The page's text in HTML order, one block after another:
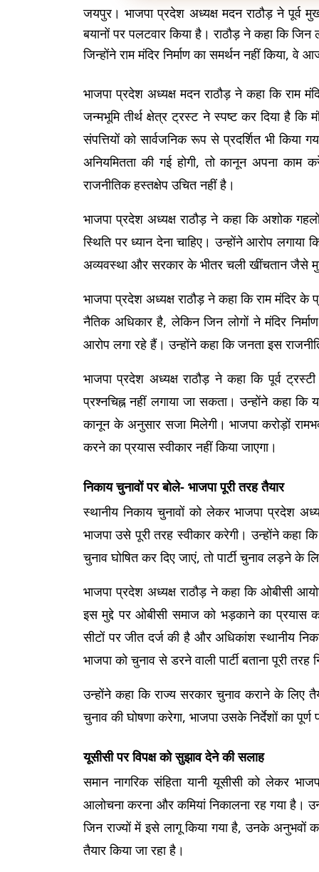
जयपुर। भाजपा प्रदेश अध्यक्ष मदन राठौड़ ने
बयानों पर पलटवार किया है। राठौड़ ने कहा कि
जिन्होंने राम मंदिर निर्माण का समर्थन नहीं किया,
भाजपा प्रदेश अध्यक्ष मदन राठौड़ ने कहा कि राम
जन्मभूमि तीर्थ क्षेत्र ट्रस्ट ने स्पष्ट कर दिया है
संपत्तियों को सार्वजनिक रूप से प्रदर्शित भी किया
अनियमितता की गई होगी, तो कानून अपना काम
राजनीतिक हस्तक्षेप उचित नहीं है।
भाजपा प्रदेश अध्यक्ष राठौड़ ने कहा कि अशोक
स्थिति पर ध्यान देना चाहिए। उन्होंने आरोप
अव्यवस्था और सरकार के भीतर चली खींचतान जैसे
भाजपा प्रदेश अध्यक्ष राठौड़ ने कहा कि राम मंदिर
नैतिक अधिकार है, लेकिन जिन लोगों ने मंदिर
आरोप लगा रहे हैं। उन्होंने कहा कि जनता इस
भाजपा प्रदेश अध्यक्ष राठौड़ ने कहा कि पूर्व
प्रश्नचिह्न नहीं लगाया जा सकता। उन्होंने कहा कि
कानून के अनुसार सजा मिलेगी। भाजपा करोड़ों
करने का प्रयास स्वीकार नहीं किया जाएगा।
निकाय चुनावों पर बोले- भाजपा पूरी तरह तैयार
स्थानीय निकाय चुनावों को लेकर भाजपा प्रदेश
भाजपा उसे पूरी तरह स्वीकार करेगी। उन्होंने कहा
चुनाव घोषित कर दिए जाएं, तो पार्टी चुनाव लड़ने के
भाजपा प्रदेश अध्यक्ष राठौड़ ने कहा कि ओबीसी
इस मुद्दे पर ओबीसी समाज को भड़काने का प्रयास
सीटों पर जीत दर्ज की है और अधिकांश स्थानीय
भाजपा को चुनाव से डरने वाली पार्टी बताना पूरी तरह
उन्होंने कहा कि राज्य सरकार चुनाव कराने के लिए
चुनाव की घोषणा करेगा, भाजपा उसके निर्देशों का
यूसीसी पर विपक्ष को सुझाव देने की सलाह
समान नागरिक संहिता यानी यूसीसी को लेकर
आलोचना करना और कमियां निकालना रह गया है।
जिन राज्यों में इसे लागू किया गया है, उनके अनुभवों
तैयार किया जा रहा है।